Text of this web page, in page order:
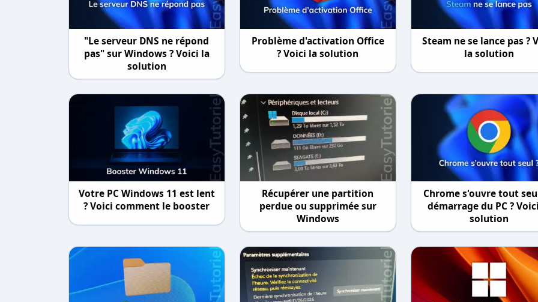
"Le serveur DNS ne répond
pas" sur Windows ? Voici la
solution
Problème d'activation Office
? Voici la solution
Steam ne se lance pas ?
la solution
Votre PC Windows 11 est lent
? Voici comment le booster
Récupérer une partition
perdue ou supprimée sur
Windows
Chrome s'ouvre tout
démarrage du PC ?
solution